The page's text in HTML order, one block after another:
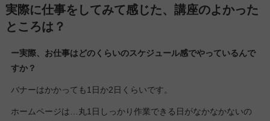
実際に仕事をしてみて感じた、講座のよかった
ところは？
ー実際、お仕事はどのくらいのスケジュール感でやっているんで
すか？
バナーはかかっても1日か2日くらいです。
ホームページは…丸1日しっかり作業できる日がなかなかないの